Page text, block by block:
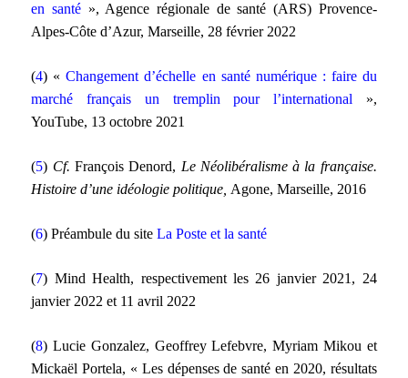
en santé », Agence régionale de santé (ARS) Provence-
Alpes-Côte d’Azur, Marseille, 28 février 2022
(4) «Changement d’échelle en santé numérique : faire du
marché français un tremplin pour l’international »,
YouTube, 13 octobre 2021
(5) Cf. François Denord, Le Néolibéralisme à la française.
Histoire d’une idéologie politique, Agone, Marseille, 2016
(6) Préambule du siteLa Poste et la santé
(7) Mind Health, respectivement les 26 janvier 2021, 24
janvier 2022 et 11 avril 2022
(8) Lucie Gonzalez, Geoffrey Lefebvre, Myriam Mikou et
Mickaël Portela, « Les dépenses de santé en 2020, résultats